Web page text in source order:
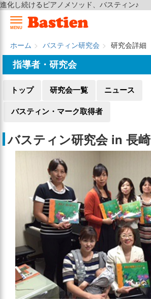
進化し続けるピアノメソッド、バスティン♪
MENU
ホーム バスティン研究会
研究会詳細
指導者・研究会
トップ 研究会一覧 ニュース
バスティン・マーク取得者
バスティン研究会 in 長崎